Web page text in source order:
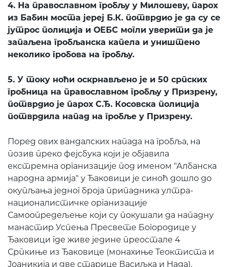
4. На православном гробљу у Милошеву, парох
из Бабин моста јереј Б.К. потврдио је да су се
јутрос полиција и ОЕБС могли уверити да је
запаљена гробљанска капела и уништено
неколико гробова на гробљу.
5. У току ноћи оскрнављено је и 50 српских
гробница на православном гробљу у Призрену,
потврдио је парох С.Ђ. Косовска полиција
потврдила напад на гробље у Призрену.
Поред ових вандалских напада на гробља, на
позив преко фејсбука који је објавила
екстремна организације под именом "Албанска
народна армија" у Ђаковици је синоћ дошло до
окупљања једног броја припадника ултра-
националистичке организације
Самоопредељење који су покушали да нападну
манастир Успења Пресвете Богородице у
Ђаковици где живе једине преостале 4
Српкиње из Ђаковице (монахиње Теоктиста и
Јоаникија и две старице Васиљка и Нада).